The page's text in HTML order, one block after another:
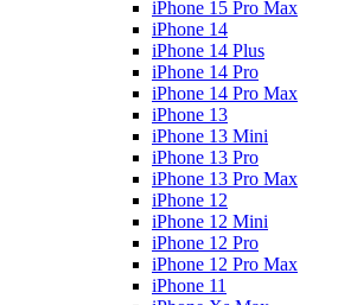
iPhone 15 Pro Max
iPhone 14
iPhone 14 Plus
iPhone 14 Pro
iPhone 14 Pro Max
iPhone 13
iPhone 13 Mini
iPhone 13 Pro
iPhone 13 Pro Max
iPhone 12
iPhone 12 Mini
iPhone 12 Pro
iPhone 12 Pro Max
iPhone 11